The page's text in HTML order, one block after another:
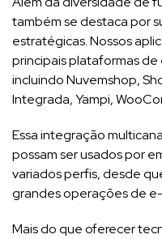
também se destaca por
estratégicas. Nossos
principais plataformas
incluindo Nuvemshop,
Integrada, Yampi,
Essa integração
possam ser usados por
variados perfis, desde
grandes operações de
Mais do que oferecer